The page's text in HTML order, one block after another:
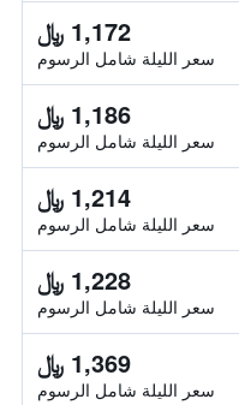
1,172 ﷼
سعر الليلة شامل الرسوم
1,186 ﷼
سعر الليلة شامل الرسوم
1,214 ﷼
سعر الليلة شامل الرسوم
1,228 ﷼
سعر الليلة شامل الرسوم
1,369 ﷼
سعر الليلة شامل الرسوم